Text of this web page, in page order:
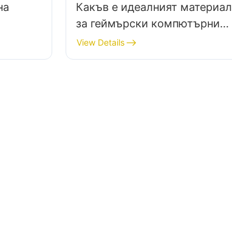
Какъв е идеалният материал
за геймърски компютърни
корпуси в среда с висока
температура?
View Details